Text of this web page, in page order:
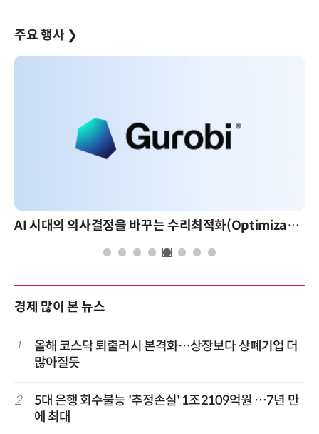
주요 행사 ❯
AI 시대의 의사결정을 바꾸는 수리최적화(Optimization): 실제 산업 적용 사례와 활용 전략
경제 많이 본 뉴스
1
올해 코스닥 퇴출러시 본격화…상장보다 상폐기업 더
많아질듯
2
5대 은행 회수불능 '추정손실' 1조2109억원 …7년 만
에 최대